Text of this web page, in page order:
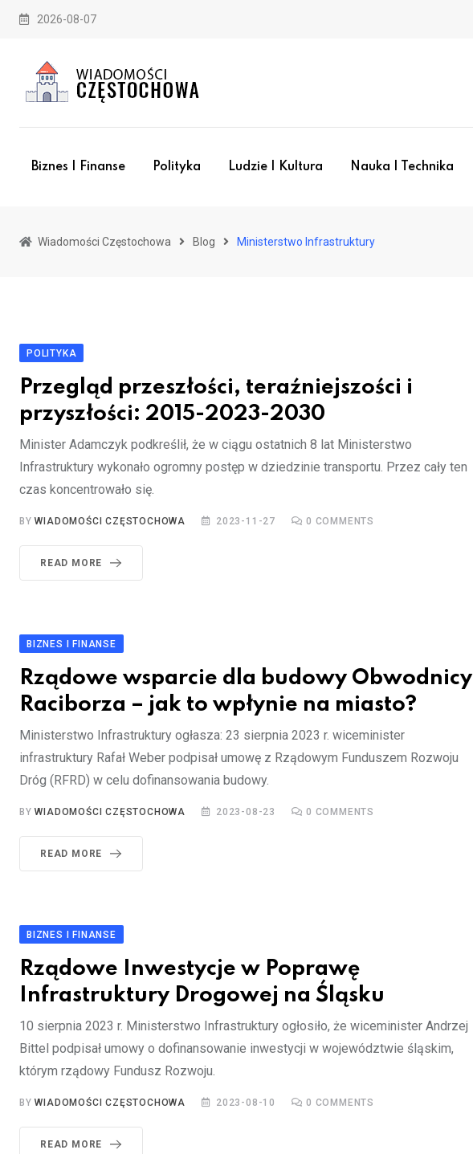
Skip
2026-08-07
Biznes I Finanse Polityka Ludzie I Kultura Nauka I Technika
Wiadomości Częstochowa Blog Ministerstwo Infrastruktury
POLITYKA
Przegląd przeszłości, teraźniejszości i
przyszłości: 2015-2023-2030
Minister Adamczyk podkreślił, że w ciągu ostatnich 8 lat Ministerstwo
Infrastruktury wykonało ogromny postęp w dziedzinie transportu. Przez cały ten
czas koncentrowało się.
BYWIADOMOŚCI CZĘSTOCHOWA 2023-11-27 0 COMMENTS
READ MORE
BIZNES I FINANSE
Rządowe wsparcie dla budowy Obwodnicy
Raciborza – jak to wpłynie na miasto?
Ministerstwo Infrastruktury ogłasza: 23 sierpnia 2023 r. wiceminister
infrastruktury Rafał Weber podpisał umowę z Rządowym Funduszem Rozwoju
Dróg (RFRD) w celu dofinansowania budowy.
BYWIADOMOŚCI CZĘSTOCHOWA 2023-08-23 0 COMMENTS
READ MORE
BIZNES I FINANSE
Rządowe Inwestycje w Poprawę
Infrastruktury Drogowej na Śląsku
10 sierpnia 2023 r. Ministerstwo Infrastruktury ogłosiło, że wiceminister Andrzej
Bittel podpisał umowy o dofinansowanie inwestycji w województwie śląskim,
którym rządowy Fundusz Rozwoju.
BYWIADOMOŚCI CZĘSTOCHOWA 2023-08-10 0 COMMENTS
READ MORE